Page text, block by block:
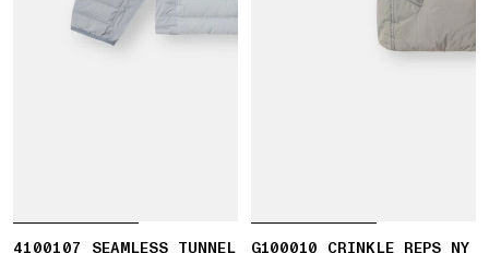
4100107 SEAMLESS TUNNEL
G100010 CRINKLE REPS NY